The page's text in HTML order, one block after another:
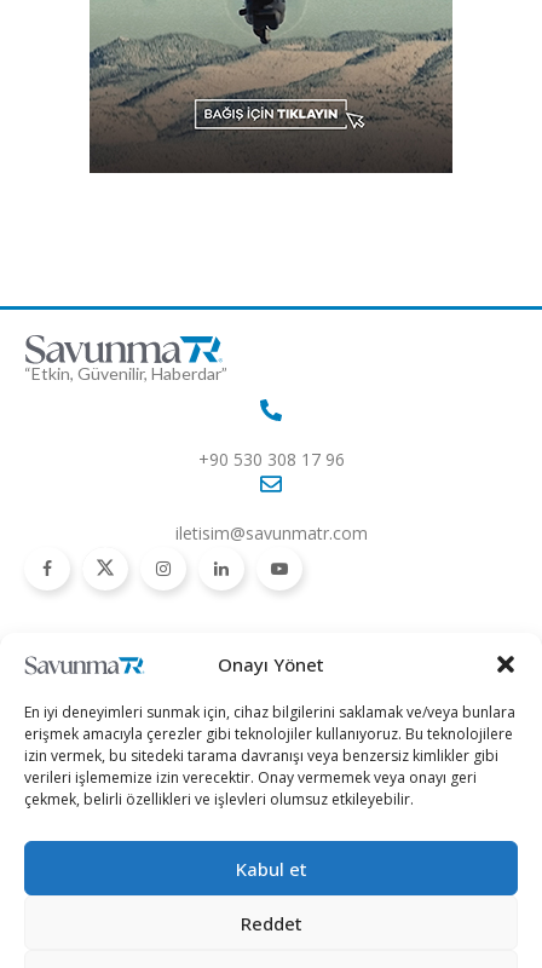
Onayı Yönet
En iyi deneyimleri sunmak için, cihaz bilgilerini saklamak ve/veya bunlara
erişmek amacıyla çerezler gibi teknolojiler kullanıyoruz. Bu teknolojilere
izin vermek, bu sitedeki tarama davranışı veya benzersiz kimlikler gibi
verileri işlememize izin verecektir. Onay vermemek veya onayı geri
çekmek, belirli özellikleri ve işlevleri olumsuz etkileyebilir.
Kabul et
Reddet
“Etkin, Güvenilir, Haberdar”
+90 530 308 17 96
iletisim@savunmatr.com
Savunma Sanayii
Hava Platformları
Kara Platformları
Deniz Platformları
İnsansız Sistemler
Kategoriler
Siber Güvenlik
Teknoloji
Röportajlar
Politika
Dosya Haber
SavunmaTR
Hakkımızda
Kariyer
Gizlilik Politikası
Künye